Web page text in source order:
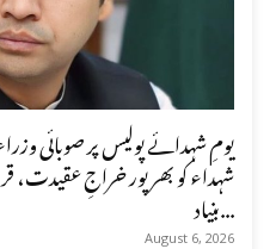
یومِ شہدائے پولیس پر صوبائی
شہداء کو بھرپور خراجِ عقیدت،
بنیاد...
August 6, 2026